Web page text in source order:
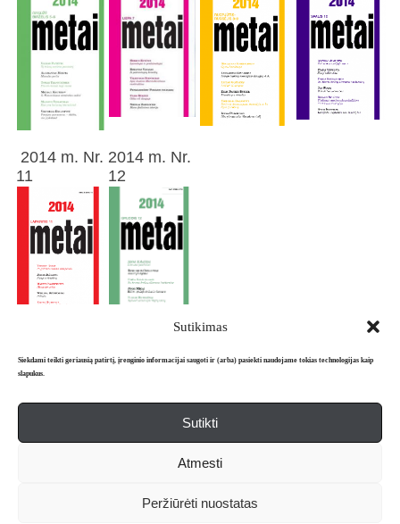
Sutikimas
Siekdami teikti geriausią patirtį, įrenginio informacijai saugoti ir (arba) pasiekti naudojame tokias technologijas kaip
slapukus.
Sutikti
Atmesti
Peržiūrėti nuostatas
2014 m. Nr.
11
2014 m. Nr.
12